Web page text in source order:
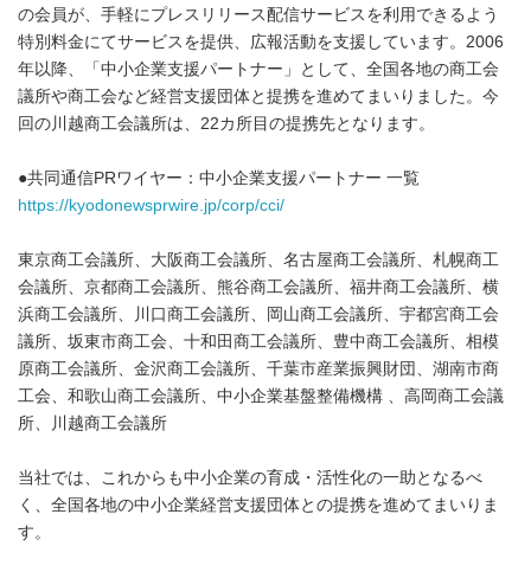
の会員が、手軽にプレスリリース配信サービスを利用できるよう
特別料金にてサービスを提供、広報活動を支援しています。2006
年以降、「中小企業支援パートナー」として、全国各地の商工会
議所や商工会など経営支援団体と提携を進めてまいりました。今
回の川越商工会議所は、22カ所目の提携先となります。
●共同通信PRワイヤー：中小企業支援パートナー 一覧
https://kyodonewsprwire.jp/corp/cci/
東京商工会議所、大阪商工会議所、名古屋商工会議所、札幌商工
会議所、京都商工会議所、熊谷商工会議所、福井商工会議所、横
浜商工会議所、川口商工会議所、岡山商工会議所、宇都宮商工会
議所、坂東市商工会、十和田商工会議所、豊中商工会議所、相模
原商工会議所、金沢商工会議所、千葉市産業振興財団、湖南市商
工会、和歌山商工会議所、中小企業基盤整備機構 、高岡商工会議
所、川越商工会議所
当社では、これからも中小企業の育成・活性化の一助となるべ
く、全国各地の中小企業経営支援団体との提携を進めてまいりま
す。